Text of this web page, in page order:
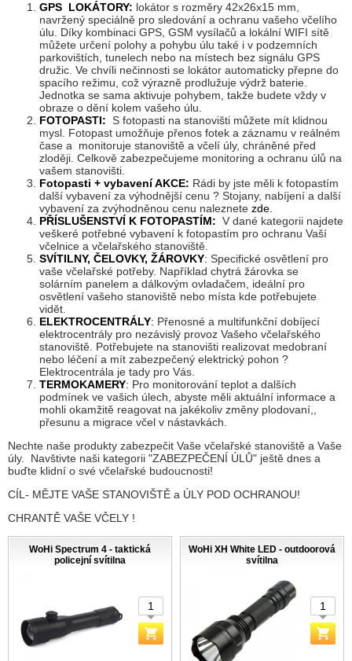
GPS LOKÁTORY: lokátor s rozměry 42x26x15 mm,
navržený speciálně pro sledování a ochranu vašeho včelího
úlu. Díky kombinaci GPS, GSM vysílačů a lokální WIFI sítě
můžete určení polohy a pohybu úlu také i v podzemních
parkovištích, tunelech nebo na místech bez signálu GPS
družic. Ve chvíli nečinnosti se lokátor automaticky přepne do
spacího režimu, což výrazně prodlužuje výdrž baterie.
Jednotka se sama aktivuje pohybem, takže budete vždy v
obraze o dění kolem vašeho úlu.
FOTOPASTI: S fotopasti na stanovišti můžete mít klidnou
mysl. Fotopast umožňuje přenos fotek a záznamu v reálném
čase a monitoruje stanoviště a včelí úly, chráněné před
zloději. Celkově zabezpečujeme monitoring a ochranu úlů na
vašem stanovišti.
Fotopasti + vybavení AKCE: Rádi by jste měli k fotopastím
další vybavení za výhodnější cenu ? Stojany, nabíjení a další
vybavení za zvýhodněnou cenu naleznete zde.
PŘÍSLUŠENSTVÍ K FOTOPASTÍM: V dané kategorii najdete
veškeré potřebné vybavení k fotopastím pro ochranu Vaší
včelnice a včelařského stanoviště.
SVÍTILNY, ČELOVKY, ŽÁROVKY: Specifické osvětlení pro
vaše včelařské potřeby. Například chytrá žárovka se
solárním panelem a dálkovým ovladačem, ideální pro
osvětlení vašeho stanoviště nebo místa kde potřebujete
vidět.
ELEKTROCENTRÁLY: Přenosné a multifunkční dobíjecí
elektrocentrály pro nezávislý provoz Vašeho včelařského
stanoviště. Potřebujete na stanovišti realizovat medobraní
nebo léčení a mít zabezpečený elektrický pohon ?
Elektrocentrála je tady pro Vás.
TERMOKAMERY: Pro monitorování teplot a dalších
podmínek ve vašich úlech, abyste měli aktuální informace a
mohli okamžitě reagovat na jakékoliv změny plodovaní,,
přesunu a migrace včel v nástavkách.
Nechte naše produkty zabezpečit Vaše včelařské stanoviště a Vaše
úly. Navštivte naši kategorii "ZABEZPEČENÍ ÚLŮ" ještě dnes a
buďte klidní o své včelařské budoucnosti!
CÍL- MĚJTE VAŠE STANOVIŠTĚ a ÚLY POD OCHRANOU!
CHRANTĚ VAŠE VČELY !
WoHi Spectrum 4 - taktická
policejní svítilna
WoHi XH White LED - outdoorová
svítilna